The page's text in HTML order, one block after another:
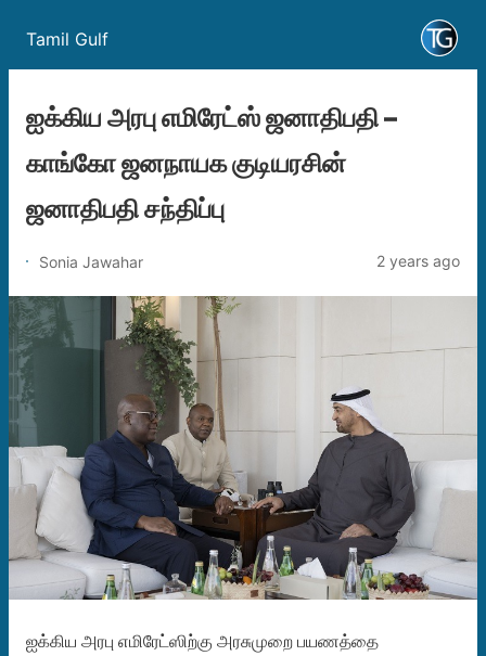
Tamil Gulf
ஐக்கிய அரபு எமிரேட்ஸ் ஜனாதிபதி –
காங்கோ ஜனநாயக குடியரசின்
ஜனாதிபதி சந்திப்பு
Sonia Jawahar 2 years ago
ஐக்கிய அரபு எமிரேட்ஸிற்கு அரசுமுறை பயணத்தை